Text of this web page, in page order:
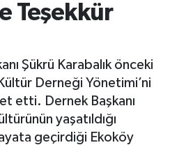
Teşekkür
Şükrü Karabalık önceki
Derneği Yönetimi’ni
etti. Dernek Başkanı
yaşatıldığı
geçirdiği Ekoköy